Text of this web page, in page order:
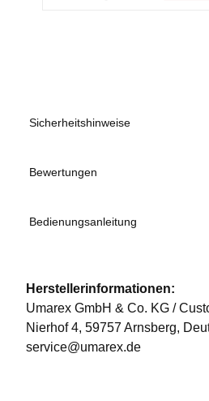
Sicherheitshinweise
Bewertungen
Bedienungsanleitung
Herstellerinformationen:
Umarex GmbH & Co. KG /
Nierhof 4, 59757 Arnsberg,
service@umarex.de